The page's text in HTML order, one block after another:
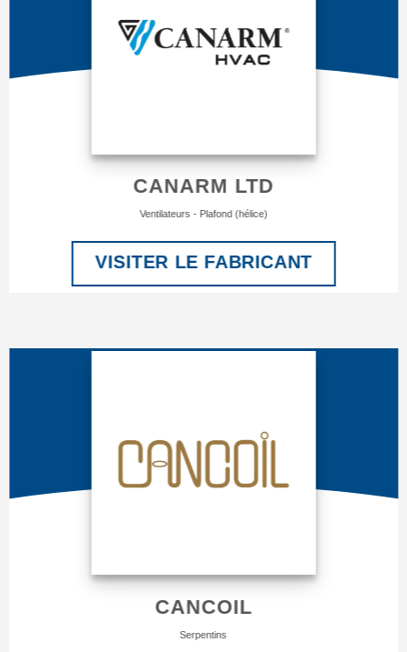
CANARM LTD
Ventilateurs - Plafond (hélice)
VISITER LE FABRICANT
CANCOIL
Serpentins